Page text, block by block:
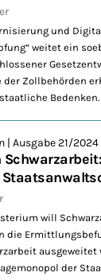
und
weitet ein
Zollbehörden
Bedenken.
| Ausgabe 21/2024
will
die
ausgeweitet
der